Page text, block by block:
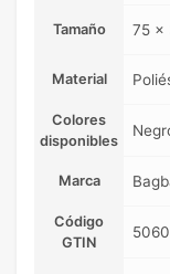
Tamaño 75 x
Material
Colores
disponibles
Marca
Código
GTIN